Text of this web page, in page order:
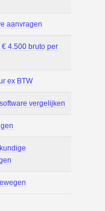
Overzicht
Filmpjes
Prijsopgave
€ 60 per uur ex